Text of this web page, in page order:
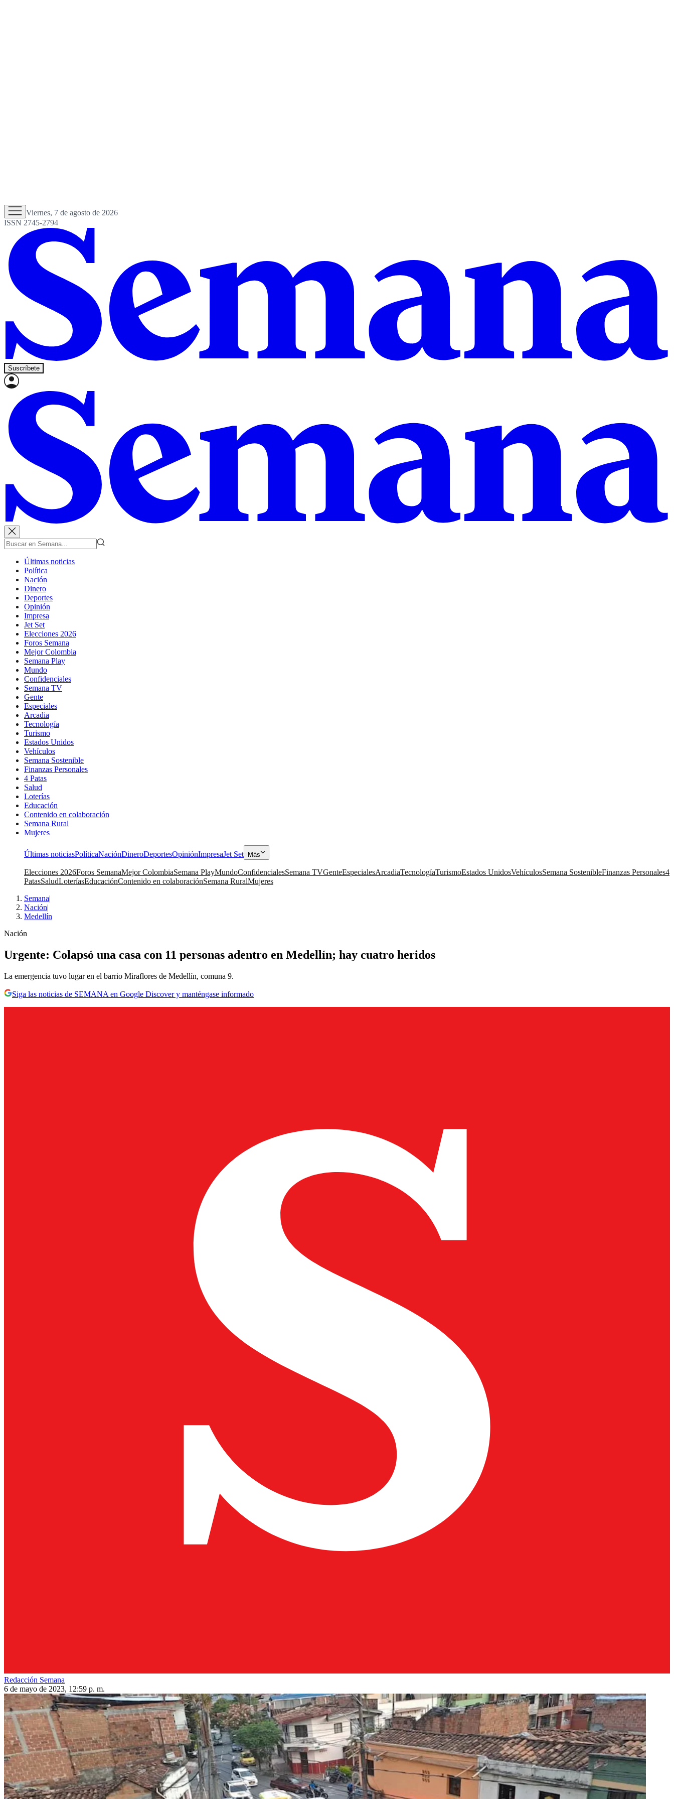
Viernes, 7 de agosto de 2026
ISSN 2745-2794
Suscríbete
Últimas noticias
Política
Nación
Dinero
Deportes
Opinión
Impresa
Jet Set
Elecciones 2026
Foros Semana
Mejor Colombia
Semana Play
Mundo
Confidenciales
Semana TV
Gente
Especiales
Arcadia
Tecnología
Turismo
Estados Unidos
Vehículos
Semana Sostenible
Finanzas Personales
4 Patas
Salud
Loterías
Educación
Contenido en colaboración
Semana Rural
Mujeres
Últimas noticiasPolíticaNaciónDineroDeportesOpiniónImpresaJet Set Más
Elecciones 2026Foros SemanaMejor ColombiaSemana PlayMundoConfidencialesSemana TVGenteEspecialesArcadiaTecnologíaTurismoEstados UnidosVehículosSemana SostenibleFinanzas Personales4
PatasSaludLoteríasEducaciónContenido en colaboraciónSemana RuralMujeres
Semana|
Nación|
Medellín
Nación
Urgente: Colapsó una casa con 11 personas adentro en Medellín; hay cuatro heridos
La emergencia tuvo lugar en el barrio Miraflores de Medellín, comuna 9.
Siga las noticias de SEMANA en Google Discover y manténgase informado
Redacción Semana
6 de mayo de 2023, 12:59 p. m.